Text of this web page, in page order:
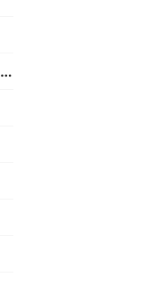
Подтверждение возраста Roblox